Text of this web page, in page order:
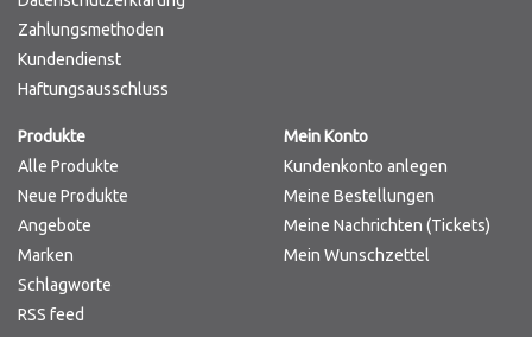
Zahlungsmethoden
Kundendienst
Haftungsausschluss
Produkte
Alle Produkte
Neue Produkte
Angebote
Marken
Schlagworte
RSS feed
Mein Konto
Kundenkonto anlegen
Meine Bestellungen
Meine Nachrichten (Tickets)
Mein Wunschzettel